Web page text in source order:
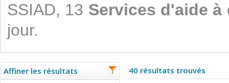
SSIAD, 13 Services d'aide à
jour.
Affiner les résultats 40 résultats trouvés